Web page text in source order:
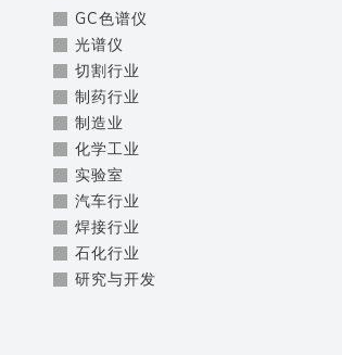
GC色谱仪
光谱仪
切割行业
制药行业
制造业
化学工业
实验室
汽车行业
焊接行业
石化行业
研究与开发